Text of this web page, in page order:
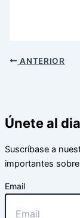
ANTERIOR
Únete al
Suscríbase a
importantes
Email